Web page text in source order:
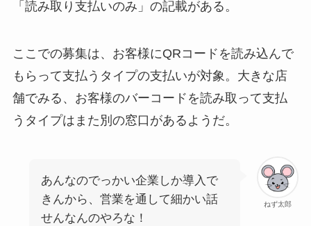
「読み取り支払いのみ」の記載がある。
ここでの募集は、お客様にQRコードを読み込んで
もらって支払うタイプの支払いが対象。大きな店
舗でみる、お客様のバーコードを読み取って支払
うタイプはまた別の窓口があるようだ。
ねず太郎
あんなのでっかい企業しか導入で
きんから、営業を通して細かい話
せんなんのやろな！